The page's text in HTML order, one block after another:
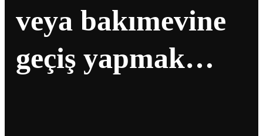
veya bakımevine
geçiş yapmak…